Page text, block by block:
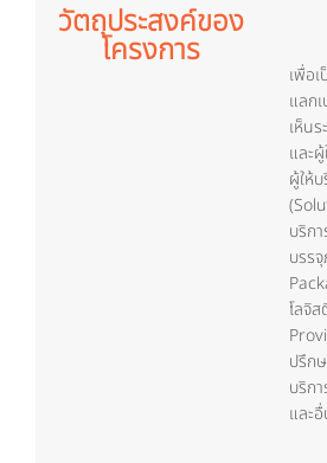
วัตถุประสงค์ของ
โครงการ
เพื่อ
แลก
เห็น
และ
ผู้ให้
บริก
บรร
โลจิ
ปรึก
บริก
และ